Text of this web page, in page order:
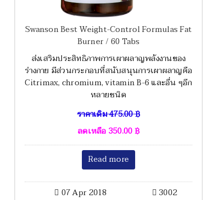
Swanson Best Weight-Control Formulas Fat
Burner / 60 Tabs
ส่งเสริมประสิทธิภาพการเผาผลาญพลังงานของ
ร่างกาย มีส่วนกระกอบที่สนับสนุนการเผาผลาญคือ
Citrimax, chromium, vitamin B-6 และอื่น ๆอีก
หลายชนิด
ราคาเดิม475.00฿
ลดเหลือ350.00฿
Read more
07 Apr 2018 3002